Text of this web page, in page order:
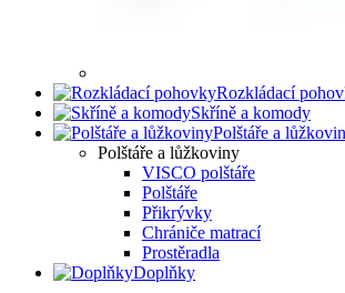
Rozkládací
Skříně a komody
Polštáře a
Polštáře a lůžkoviny
VISCO polštáře
Polštáře
Přikrývky
Chrániče matrací
Prostěradla
Doplňky